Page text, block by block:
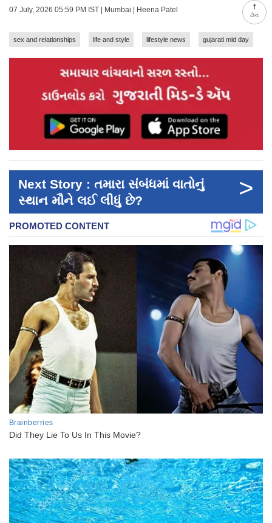
ટોચ
07 July, 2026 05:59 PM IST | Mumbai | Heena Patel
sex and relationships life and style lifestyle news gujarati mid day
Next Story : તમારા સંબંધમાં વાતોનું
સ્થાન મૌને લઈ લીધું છે?
>